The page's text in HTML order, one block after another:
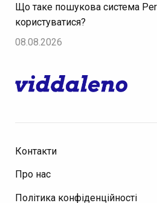
Що таке пошукова система
користуватися?
08.08.2026
Контакти
Про нас
Політика конфіденційності